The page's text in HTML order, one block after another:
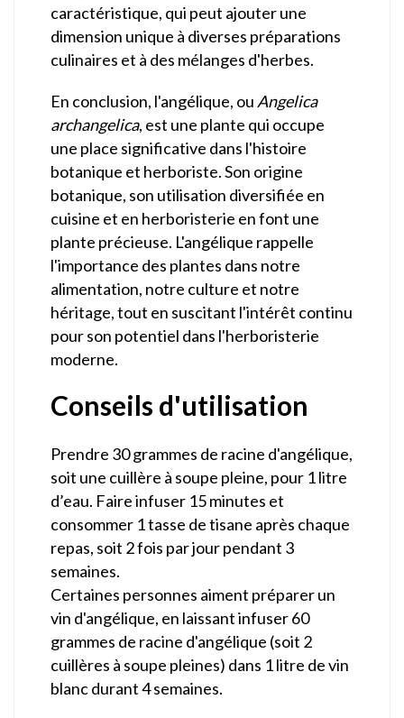
caractéristique, qui peut ajouter une
dimension unique à diverses préparations
culinaires et à des mélanges d'herbes.
En conclusion, l'angélique, ou Angelica
archangelica, est une plante qui occupe
une place significative dans l'histoire
botanique et herboriste. Son origine
botanique, son utilisation diversifiée en
cuisine et en herboristerie en font une
plante précieuse. L'angélique rappelle
l'importance des plantes dans notre
alimentation, notre culture et notre
héritage, tout en suscitant l'intérêt continu
pour son potentiel dans l'herboristerie
moderne.
Conseils d'utilisation
Prendre 30 grammes de racine d'angélique,
soit une cuillère à soupe pleine, pour 1 litre
d’eau. Faire infuser 15 minutes et
consommer 1 tasse de tisane après chaque
repas, soit 2 fois par jour pendant 3
semaines.
Certaines personnes aiment préparer un
vin d'angélique, en laissant infuser 60
grammes de racine d'angélique (soit 2
cuillères à soupe pleines) dans 1 litre de vin
blanc durant 4 semaines.